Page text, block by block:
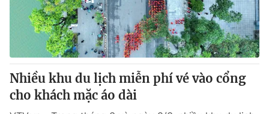
Nhiều khu du lịch miễn phí vé vào cổng
cho khách mặc áo dài